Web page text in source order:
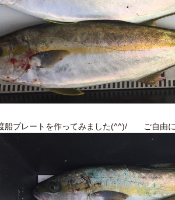
船プレートを作ってみました(^^)/ ご自由